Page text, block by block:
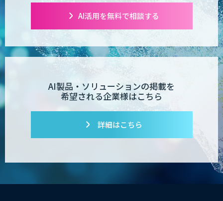
AI活用を無料で相談する
AI製品・ソリューションの掲載を
希望される企業様はこちら
詳細はこちら